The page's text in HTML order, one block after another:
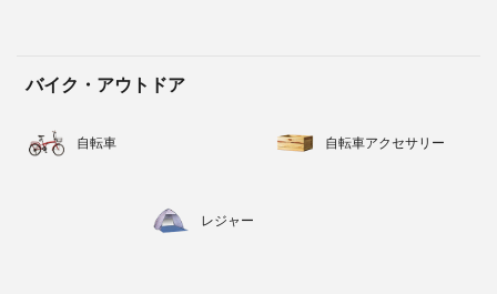
バイク・アウトドア
自転車 自転車アクセサリー
レジャー